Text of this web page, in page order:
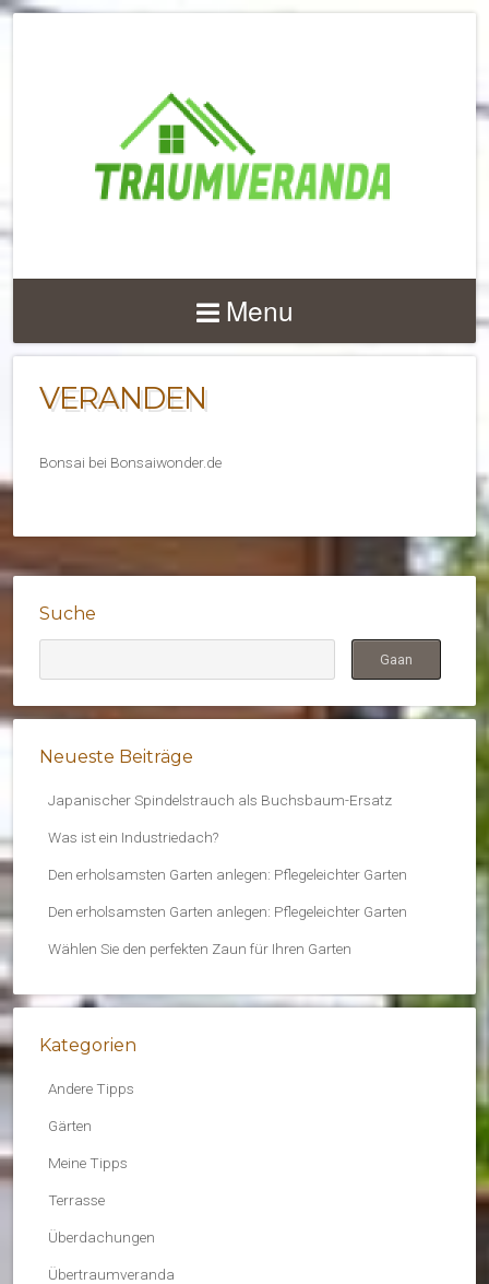
ZU
UND VERANDEN
Menu
VERANDEN
Bonsai bei Bonsaiwonder.de
Suche
Neueste Beiträge
Japanischer Spindelstrauch als Buchsbaum-Ersatz
Was ist ein Industriedach?
Den erholsamsten Garten anlegen: Pflegeleichter Garten
Den erholsamsten Garten anlegen: Pflegeleichter Garten
Wählen Sie den perfekten Zaun für Ihren Garten
Kategorien
Andere Tipps
Gärten
Meine Tipps
Terrasse
Überdachungen
Übertraumveranda